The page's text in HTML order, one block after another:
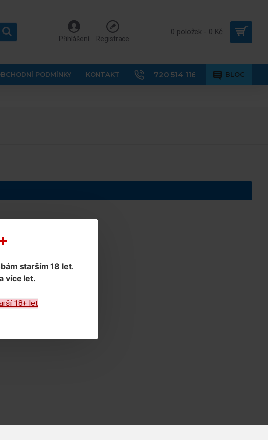
starším 18 let.
více let.
18+ let
Přihlášení Registrace
0 položek - 0 Kč
PODMÍNKY KONTAKT 720 514 116 BLOG